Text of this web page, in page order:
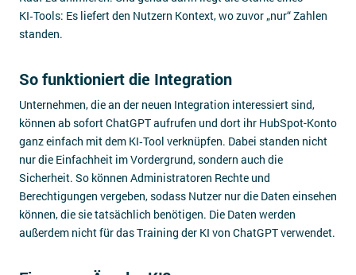
KI‑Tools: Es liefert den Nutzern Kontext, wo zuvor „nur“ Zahlen
standen.
So funktioniert die Integration
Unternehmen, die an der neuen Integration interessiert sind,
können ab sofort ChatGPT aufrufen und dort ihr HubSpot-Konto
ganz einfach mit dem KI‑Tool verknüpfen. Dabei standen nicht
nur die Einfachheit im Vordergrund, sondern auch die
Sicherheit. So können Administratoren Rechte und
Berechtigungen vergeben, sodass Nutzer nur die Daten einsehen
können, die sie tatsächlich benötigen. Die Daten werden
außerdem nicht für das Training der KI von ChatGPT verwendet.